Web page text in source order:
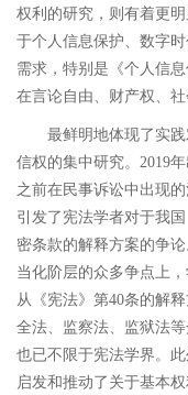
权利的研究，则有着更
于个人信息保护、数字
需求，特别是《个人信息
在言论自由、 财产权、
最鲜明地体现了实
信权的集中研究。 2019
之前在民事诉讼中出现
引发了宪法学者对于我
密条款的解释方案的争
当化阶层的众多争点上
从《宪法》第40条的解
全法、监察法、监狱法
也已不限于宪法学界。
启发和推动了关于基本